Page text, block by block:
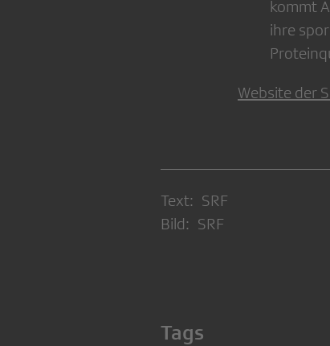
kommt
ihre
Website der
Text: SRF
Bild: SRF
Tags